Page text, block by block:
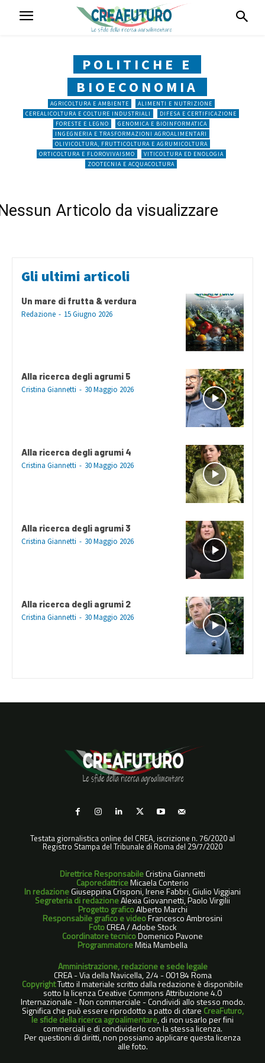
POLITICHE E
BIOECONOMIA
AGRICOLTURA E AMBIENTE
ALIMENTI E NUTRIZIONE
CEREALICOLTURA E COLTURE INDUSTRIALI
DIFESA E CERTIFICAZIONE
FORESTE E LEGNO
GENOMICA E BIOINFORMATICA
INGEGNERIA E TRASFORMAZIONI AGROALIMENTARI
OLIVICOLTURA, FRUTTICOLTURA E AGRUMICOLTURA
ORTICOLTURA E FLOROVIVAISMO
VITICOLTURA ED ENOLOGIA
ZOOTECNIA E ACQUACOLTURA
Articolo da visualizzare
Gli ultimi articoli
Un mare di frutta & verdura
Redazione - 15 Giugno 2026
Alla ricerca degli agrumi 5
Cristina Giannetti - 30 Maggio 2026
Alla ricerca degli agrumi 4
Cristina Giannetti - 30 Maggio 2026
Alla ricerca degli agrumi 3
Cristina Giannetti - 30 Maggio 2026
Alla ricerca degli agrumi 2
Cristina Giannetti - 30 Maggio 2026
Testata giornalistica online del CREA, iscrizione n. 76/2020 al
Registro Stampa del Tribunale di Roma del 29/7/2020
Direttrice ResponsabileCristina Giannetti
CaporedattriceMicaela Conterio
In redazioneGiuseppina Crisponi, Irene Fabbri, Giulio Viggiani
Segreteria di redazioneAlexia Giovannetti, Paolo Virgilii
Progetto graficoAlberto Marchi
Responsabile grafico e videoFrancesco Ambrosini
FotoCREA / Adobe Stock
Coordinatore tecnicoDomenico Pavone
ProgrammatoreMitia Mambella
Amministrazione, redazione e sede legale
CREA - Via della Navicella, 2/4 - 00184 Roma
CopyrightTutto il materiale scritto dalla redazione è disponibile
sotto la licenza Creative Commons Attribuzione 4.0
Internazionale - Non commerciale - Condividi allo stesso modo.
Significa che può essere riprodotto a patto di citare CreaFuturo,
le sfide della ricerca agroalimentare, di non usarlo per fini
commerciali e di condividerlo con la stessa licenza.
Per questioni di diritti, non possiamo applicare questa licenza
alle foto.